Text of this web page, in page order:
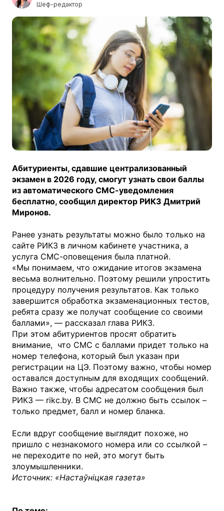
Шеф-редактор
Абитуриенты, сдавшие централизованный
экзамен в 2026 году, смогут узнать свои баллы
из автоматического СМС-уведомления
бесплатно, сообщил директор РИКЗ Дмитрий
Миронов.
Ранее узнать результаты можно было только на
сайте РИКЗ в личном кабинете участника, а
услуга СМС-оповещения была платной.
«Мы понимаем, что ожидание итогов экзамена
весьма волнительно. Поэтому решили упростить
процедуру получения результатов. Как только
завершится обработка экзаменационных тестов,
ребята сразу же получат сообщение со своими
баллами», — рассказал глава РИКЗ.
При этом абитуриентов просят обратить
внимание, что СМС с баллами придет только на
номер телефона, который был указан при
регистрации на ЦЭ. Поэтому важно, чтобы номер
оставался доступным для входящих сообщений.
Важно также, чтобы адресатом сообщения был
РИКЗ — rikc.by. В СМС не должно быть ссылок –
только предмет, балл и номер бланка.
Если вдруг сообщение выглядит похоже, но
пришло с незнакомого номера или со ссылкой –
не переходите по ней, это могут быть
злоумышленники.
Источник: «Настаўніцкая газета»